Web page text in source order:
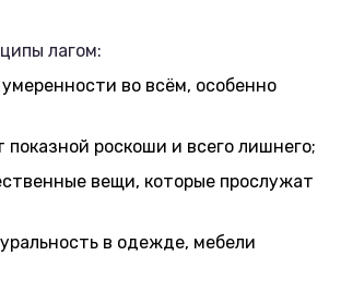
лагом:
во всём, особенно
показной роскоши и всего лишнего;
вещи, которые прослужат
в одежде, мебели